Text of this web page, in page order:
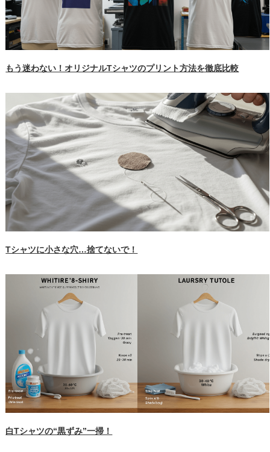
もう迷わない！オリジナルTシャツのプリント方法を徹底比較
Tシャツに小さな穴…捨てないで！
白Tシャツの“黒ずみ”一掃！